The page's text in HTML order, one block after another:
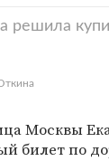
решила
Москвы
билет по